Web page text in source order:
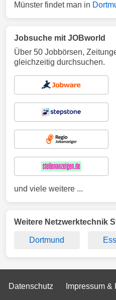
Münster findet man in
Jobsuche mit JOBworld
Über 50 Jobbörsen,
gleichzeitig durchsuchen.
und viele weitere ...
Weitere Netzwerktechnik
Dortmund
Datenschutz Impressum &